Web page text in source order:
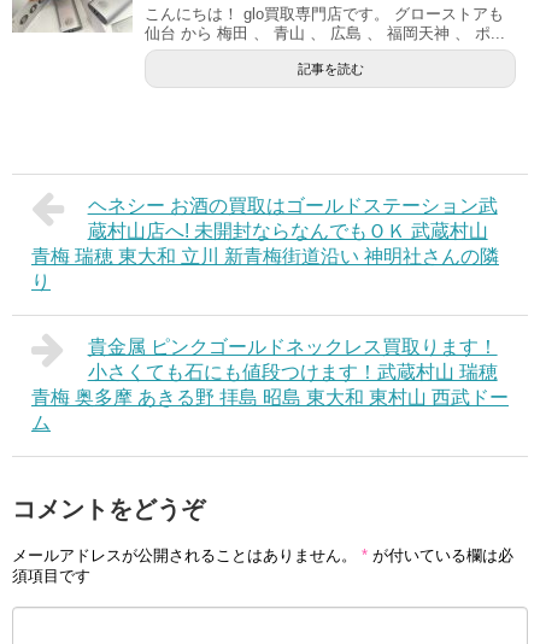
こんにちは！ glo買取専門店です。 グローストアも
仙台 から 梅田 、 青山 、 広島 、 福岡天神 、 ポ...
記事を読む
ヘネシー お酒の買取はゴールドステーション武
蔵村山店へ! 未開封ならなんでもＯＫ 武蔵村山
青梅 瑞穂 東大和 立川 新青梅街道沿い 神明社さんの隣
り
貴金属 ピンクゴールドネックレス買取ります！
小さくても石にも値段つけます！武蔵村山 瑞穂
青梅 奥多摩 あきる野 拝島 昭島 東大和 東村山 西武ドー
ム
コメントをどうぞ
メールアドレスが公開されることはありません。 * が付いている欄は必
須項目です